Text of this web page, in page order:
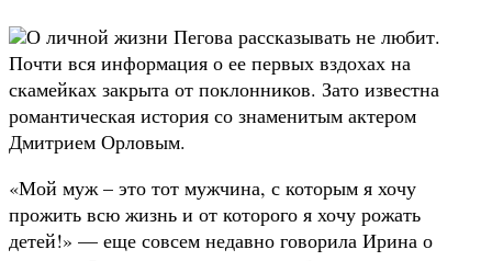
О личной жизни Пегова рассказывать не любит.
Почти вся информация о ее первых вздохах на
скамейках закрыта от поклонников. Зато известна
романтическая история со знаменитым актером
Дмитрием Орловым.
«Мой муж – это тот мужчина, с которым я хочу
прожить всю жизнь и от которого я хочу рожать
детей!» — еще совсем недавно говорила Ирина о